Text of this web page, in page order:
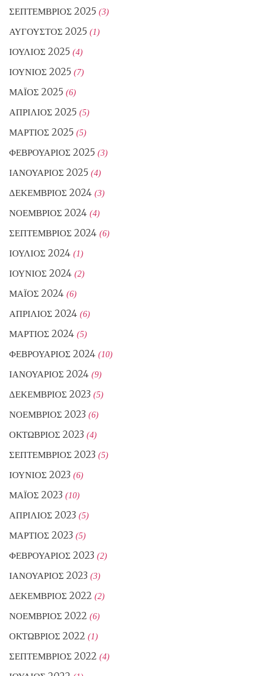
ΣΕΠΤΈΜΒΡΙΟΣ 2025 (3)
ΑΎΓΟΥΣΤΟΣ 2025 (1)
ΙΟΎΛΙΟΣ 2025 (4)
ΙΟΎΝΙΟΣ 2025 (7)
ΜΆΙΟΣ 2025 (6)
ΑΠΡΊΛΙΟΣ 2025 (5)
ΜΆΡΤΙΟΣ 2025 (5)
ΦΕΒΡΟΥΆΡΙΟΣ 2025 (3)
ΙΑΝΟΥΆΡΙΟΣ 2025 (4)
ΔΕΚΈΜΒΡΙΟΣ 2024 (3)
ΝΟΈΜΒΡΙΟΣ 2024 (4)
ΣΕΠΤΈΜΒΡΙΟΣ 2024 (6)
ΙΟΎΛΙΟΣ 2024 (1)
ΙΟΎΝΙΟΣ 2024 (2)
ΜΆΙΟΣ 2024 (6)
ΑΠΡΊΛΙΟΣ 2024 (6)
ΜΆΡΤΙΟΣ 2024 (5)
ΦΕΒΡΟΥΆΡΙΟΣ 2024 (10)
ΙΑΝΟΥΆΡΙΟΣ 2024 (9)
ΔΕΚΈΜΒΡΙΟΣ 2023 (5)
ΝΟΈΜΒΡΙΟΣ 2023 (6)
ΟΚΤΏΒΡΙΟΣ 2023 (4)
ΣΕΠΤΈΜΒΡΙΟΣ 2023 (5)
ΙΟΎΝΙΟΣ 2023 (6)
ΜΆΙΟΣ 2023 (10)
ΑΠΡΊΛΙΟΣ 2023 (5)
ΜΆΡΤΙΟΣ 2023 (5)
ΦΕΒΡΟΥΆΡΙΟΣ 2023 (2)
ΙΑΝΟΥΆΡΙΟΣ 2023 (3)
ΔΕΚΈΜΒΡΙΟΣ 2022 (2)
ΝΟΈΜΒΡΙΟΣ 2022 (6)
ΟΚΤΏΒΡΙΟΣ 2022 (1)
ΣΕΠΤΈΜΒΡΙΟΣ 2022 (4)